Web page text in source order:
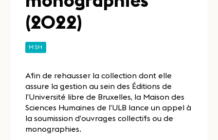
(2022)
MSH
Afin de rehausser la collection dont elle
assure la gestion au sein des Éditions de
l’Université libre de Bruxelles, la Maison des
Sciences Humaines de l’ULB lance un appel à
la soumission d’ouvrages collectifs ou de
monographies.